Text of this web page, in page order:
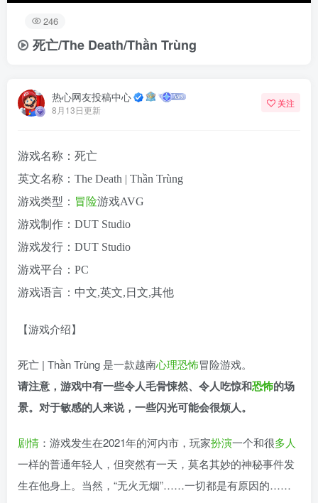
246
死亡/The Death/Thần Trùng
热心网友投稿中心
8月13日更新
关注
游戏名称：死亡
英文名称：The Death | Thần Trùng
游戏类型： 冒险游戏AVG
游戏制作：DUT Studio
游戏发行：DUT Studio
游戏平台：PC
游戏语言：中文,英文,日文,其他
【游戏介绍】
死亡 | Thần Trùng 是一款越南心理恐怖冒险游戏。
请注意，游戏中有一些令人毛骨悚然、令人吃惊和恐怖的场
景。对于敏感的人来说，一些闪光可能会很烦人。
剧情 ：游戏发生在2021年的河内市，玩家扮演一个和很多人
一样的普通年轻人，但突然有一天，莫名其妙的神秘事件发
生在他身上。当然，“无火无烟”……一切都是有原因的……